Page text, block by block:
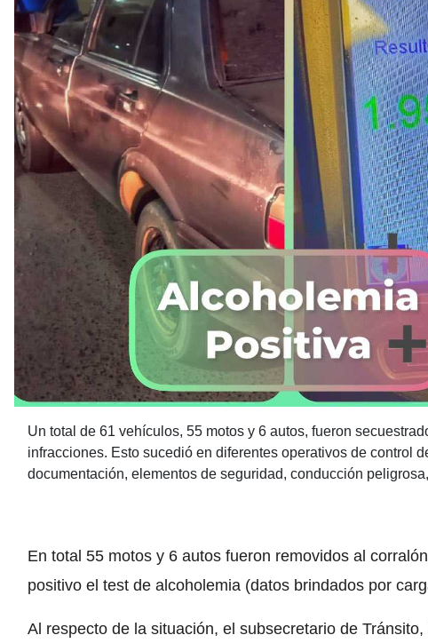
Un total de 61 vehículos, 55 motos y 6 autos, fueron
infracciones. Esto sucedió en diferentes operativos de control
documentación, elementos de seguridad, conducción
En total 55 motos y 6 autos fueron removidos al
positivo el test de alcoholemia (datos brindados por
Al respecto de la situación, el subsecretario de